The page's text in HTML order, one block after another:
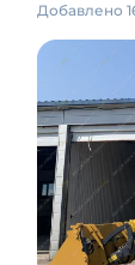
Добавлено